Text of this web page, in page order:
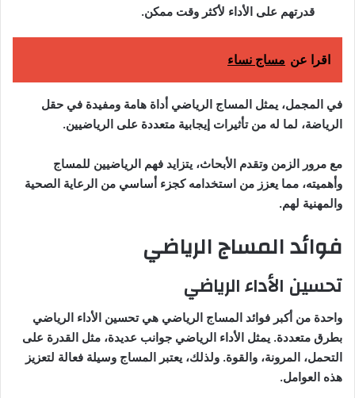
قدرتهم على الأداء لأكثر وقت ممكن.
اقرا عن مساج نساء
في المجمل، يمثل المساج الرياضي أداة هامة ومفيدة في حقل
الرياضة، لما له من تأثيرات إيجابية متعددة على الرياضيين.
مع مرور الزمن وتقدم الأبحاث، يتزايد فهم الرياضيين للمساج
وأهميته، مما يعزز من استخدامه كجزء أساسي من الرعاية الصحية
والمهنية لهم.
فوائد المساج الرياضي
تحسين الأداء الرياضي
واحدة من أكبر فوائد المساج الرياضي هي تحسين الأداء الرياضي
بطرق متعددة. يمثل الأداء الرياضي جوانب عديدة، مثل القدرة على
التحمل، المرونة، والقوة. ولذلك، يعتبر المساج وسيلة فعالة لتعزيز
هذه العوامل.